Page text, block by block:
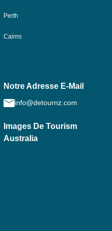
Perth
Cairns
Notre Adresse E-Mail
info@detournz.com
Images De Tourism
Australia